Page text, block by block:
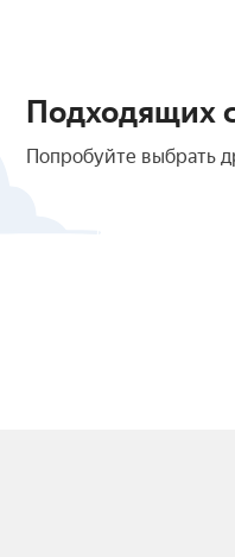
Подходящих
Попробуйте выбрать